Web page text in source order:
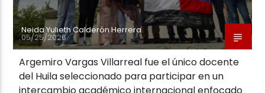
Neida Yulieth Calderón Herrera
05/25/2026
Argemiro Vargas Villarreal fue el único docente
del Huila seleccionado para participar en un